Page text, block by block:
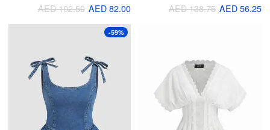
AED 56.25
AED 138.75
AED 82.00
AED 102.50
-59%